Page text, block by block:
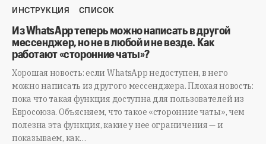
ИНСТРУКЦИЯ СПИСОК
Из WhatsApp теперь можно написать в другой
мессенджер, но не в любой и не везде. Как
работают «сторонние чаты»?
Хорошая новость: если WhatsApp недоступен, в него
можно написать из другого мессенджера. Плохая новость:
пока что такая функция доступна для пользователей из
Евросоюза. Объясняем, что такое «сторонние чаты», чем
полезна эта функция, какие у нее ограничения — и
показываем, как…